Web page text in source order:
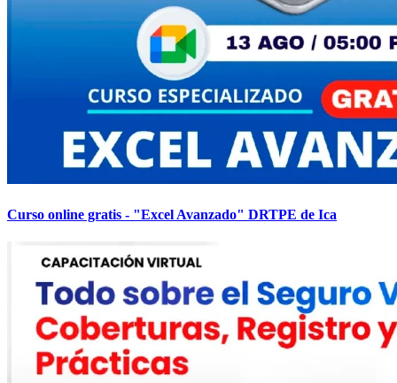
Curso online gratis - "Excel Avanzado" DRTPE de Ica